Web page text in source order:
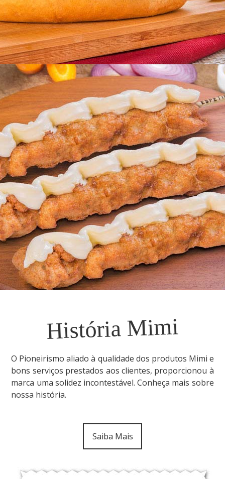
História Mimi
O Pioneirismo aliado à qualidade dos produtos Mimi e
bons serviços prestados aos clientes, proporcionou à
marca uma solidez incontestável. Conheça mais sobre
nossa história.
Saiba Mais